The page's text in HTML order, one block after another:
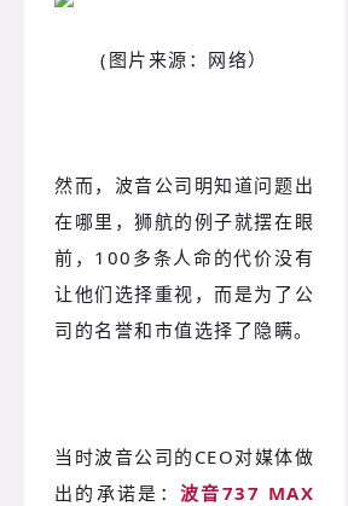
(图片来源：网络）
然而，波音公司明知道问题出
在哪里，狮航的例子就摆在眼
前，100多条人命的代价没有
让他们选择重视，而是为了公
司的名誉和市值选择了隐瞒。
当时波音公司的CEO对媒体做
出的承诺是： 波音737 MAX